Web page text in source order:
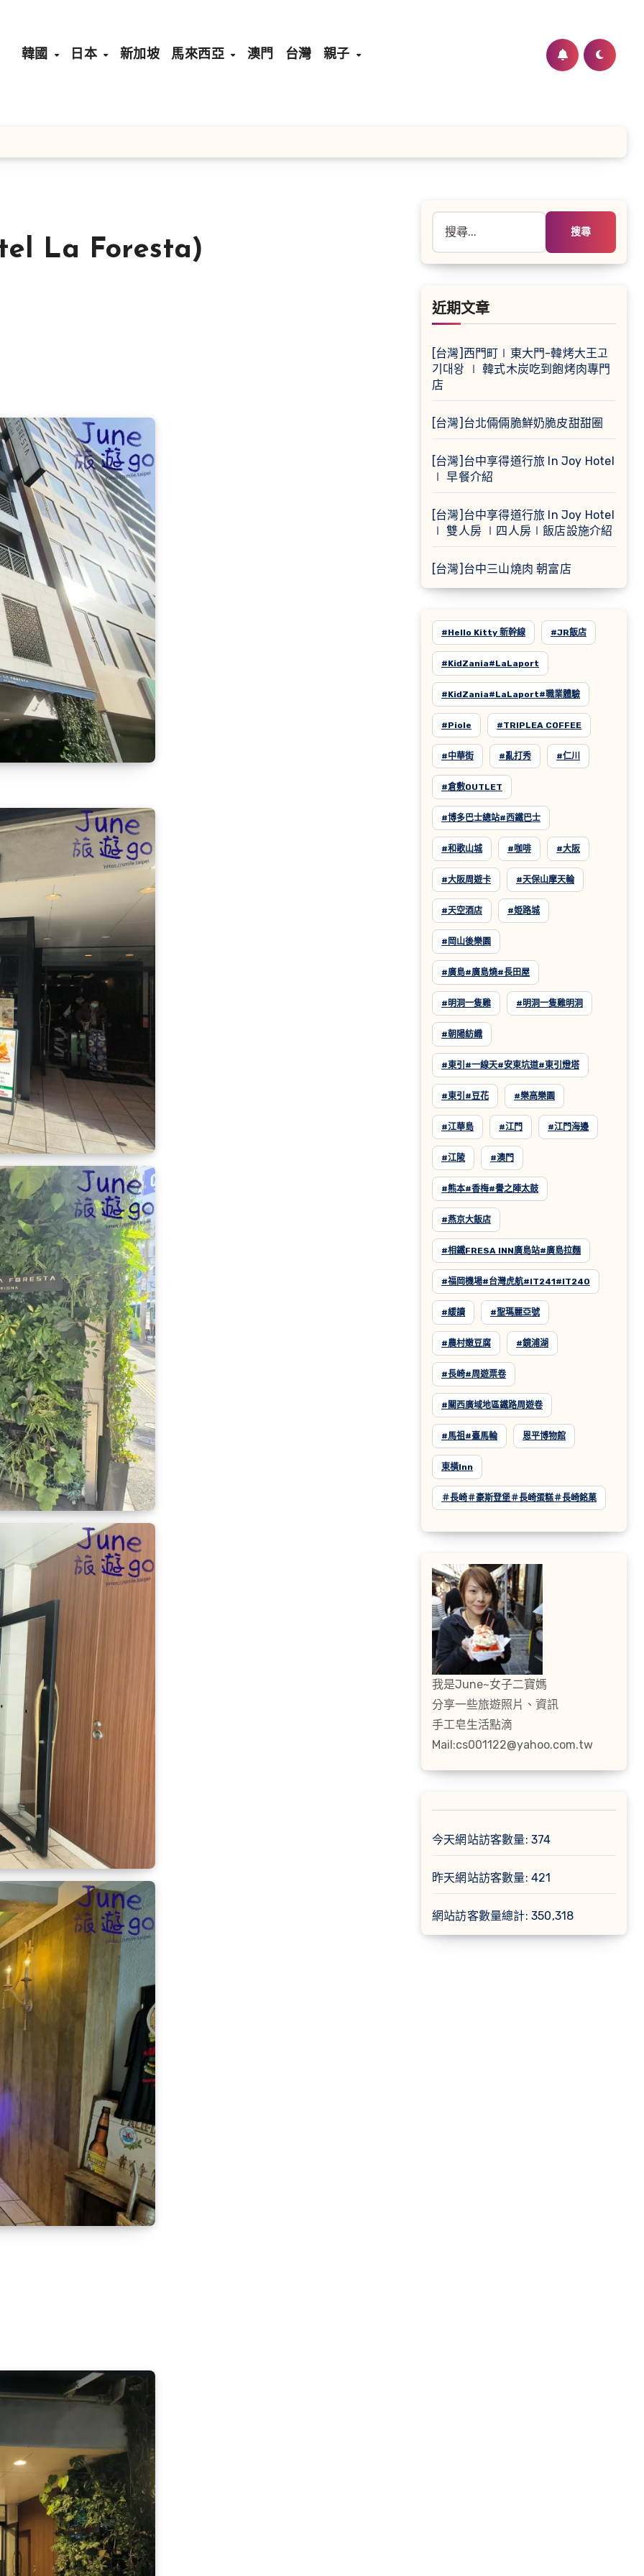
韓國 日本 新加坡 馬來西亞 澳門 台灣 親子
La Foresta)
關
字:
近期文章
[台灣]西門町∣東大門-韓烤大王고
기대왕 ∣ 韓式木炭吃到飽烤肉專門
店
[台灣]台北倆倆脆鮮奶脆皮甜甜圈
[台灣]台中享得道行旅 In Joy Hotel
∣ 早餐介紹
[台灣]台中享得道行旅 In Joy Hotel
∣ 雙人房 ∣四人房∣飯店設施介紹
[台灣]台中三山燒肉 朝富店
#Hello Kitty 新幹線 #JR飯店
#KidZania#LaLaport
#KidZania#LaLaport#職業體驗
#Piole #TRIPLEA COFFEE
#中華街 #亂打秀 #仁川
#倉敷OUTLET
#博多巴士總站#西鐵巴士
#和歌山城 #咖啡 #大阪
#大阪周遊卡 #天保山摩天輪
#天空酒店 #姫路城
#岡山後樂園
#廣島#廣島燒#長田屋
#明洞一隻雞 #明洞一隻雞明洞
#朝陽紡織
#東引#一線天#安東坑道#東引燈塔
#東引#豆花 #樂高樂園
#江華島 #江門 #江門海邊
#江陵 #澳門
#熊本#香梅#譽之陣太鼓
#燕京大飯店
#相鐵FRESA INN廣島站#廣島拉麵
#福岡機場#台灣虎航#IT241#IT240
#緩讀 #聖瑪麗亞號
#農村嫩豆腐 #鏡浦湖
#長崎#周遊票卷
#關西廣域地區鐵路周遊卷
#馬祖#臺馬輪 恩平博物館
東橫inn
＃長崎＃豪斯登堡＃長崎蛋糕＃長崎銘菓
我是June~女子二寶媽
分享一些旅遊照片、資訊
手工皂生活點滴
Mail:cs001122@yahoo.com.tw
今天網站訪客數量: 374
昨天網站訪客數量: 421
網站訪客數量總計: 350,318